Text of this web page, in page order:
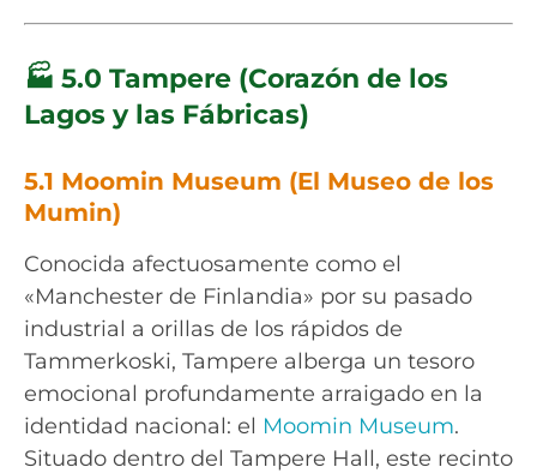
🏭 5.0 Tampere (Corazón de los
Lagos y las Fábricas)
5.1 Moomin Museum (El Museo de los
Mumin)
Conocida afectuosamente como el
«Manchester de Finlandia» por su pasado
industrial a orillas de los rápidos de
Tammerkoski, Tampere alberga un tesoro
emocional profundamente arraigado en la
identidad nacional: el Moomin Museum.
Situado dentro del Tampere Hall, este recinto